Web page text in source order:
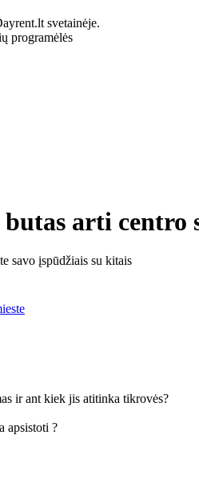
svetainėje.
programėlės
arti centro
savo įspūdžiais su kitais
ir ant kiek jis atitinka tikrovės?
apsistoti ?